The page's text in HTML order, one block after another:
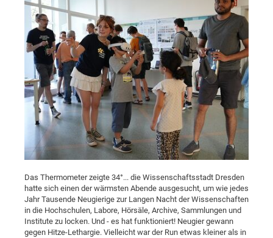
Das Thermometer zeigte 34°... die Wissenschaftsstadt Dresden
hatte sich einen der wärmsten Abende ausgesucht, um wie jedes
Jahr Tausende Neugierige zur Langen Nacht der Wissenschaften
in die Hochschulen, Labore, Hörsäle, Archive, Sammlungen und
Institute zu locken. Und - es hat funktioniert! Neugier gewann
gegen Hitze-Lethargie. Vielleicht war der Run etwas kleiner als in